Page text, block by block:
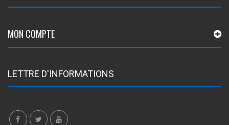
MON COMPTE
LETTRE D'INFORMATIONS